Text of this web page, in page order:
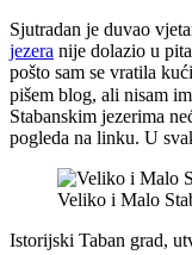
Sjutradan je duvao
jezera nije dolazio u
pošto sam se vratila
pišem blog, ali nisam
Stabanskim jezerima
pogleda na linku. U
Veliko i Malo
Istorijski Taban grad,